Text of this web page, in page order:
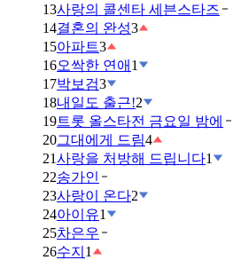
13사랑의 콜센타 세븐스타즈
14결혼의 완성3
15아파트3
16오싹한 연애 1
17박보검3
18내일도 출근!2
19트롯 올스타전 금요일 밤에
20그대에게 드림4
21사랑을 처방해 드립니다1
22송가인
23사랑이 온다2
24아이유1
25차은우
26수지 1